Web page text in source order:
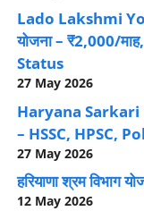
Lado Lakshmi
योजना – ₹2,000/
Status
27 May 2026
Haryana Sarkari
– HSSC, HPSC,
27 May 2026
हरियाणा श्रम विभाग
12 May 2026